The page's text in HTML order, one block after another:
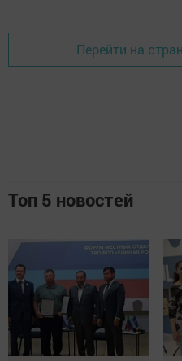
Перейти на
Топ 5 новостей